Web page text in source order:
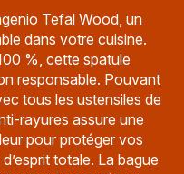
Tefal Wood, un
dans votre cuisine.
%, cette spatule
responsable. Pouvant
tous les ustensiles de
rayures assure une
pour protéger vos
totale. La bague